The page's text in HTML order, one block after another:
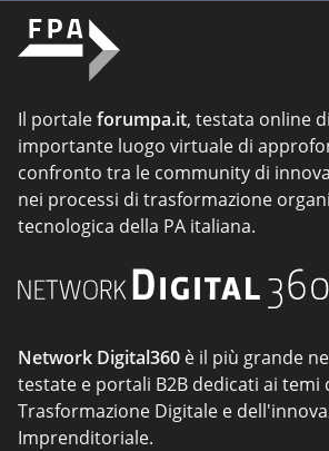
Il portaleforumpa.it, testata online di
importante luogo virtuale di
confronto tra le community di
nei processi di trasformazione
tecnologica della PA italiana.
Network Digital360 è il più grande
testate e portali B2B dedicati ai temi
Trasformazione Digitale e
Imprenditoriale.